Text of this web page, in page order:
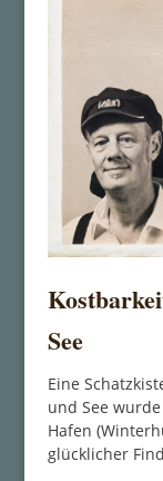
See
Eine
und See
Hafen
glücklicher